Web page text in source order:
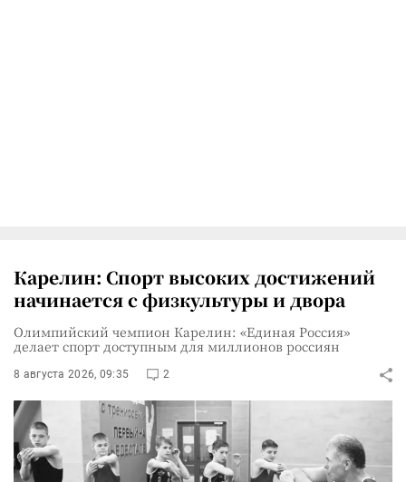
Карелин: Спорт высоких достижений
начинается с физкультуры и двора
Олимпийский чемпион Карелин: «Единая Россия»
делает спорт доступным для миллионов россиян
8 августа 2026, 09:35 2